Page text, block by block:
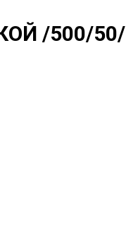
/500/50/